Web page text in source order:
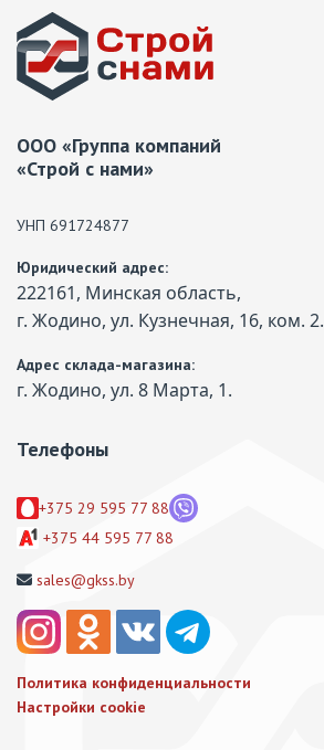
ООО «Группа компаний
«Строй с нами»
УНП 691724877
Юридический адрес:
222161, Минская область,
г. Жодино, ул. Кузнечная, 16, ком. 2.
Адрес склада-магазина:
г. Жодино, ул. 8 Марта, 1.
Телефоны
+375 29 595 77 88
+375 44 595 77 88
sales@gkss.by
Политика конфиденциальности
Настройки cookie